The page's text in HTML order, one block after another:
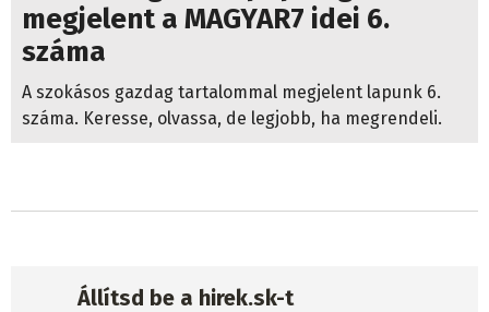
megjelent a MAGYAR7 idei 6.
száma
A szokásos gazdag tartalommal megjelent lapunk 6.
száma. Keresse, olvassa, de legjobb, ha megrendeli.
Állítsd be a hirek.sk-t